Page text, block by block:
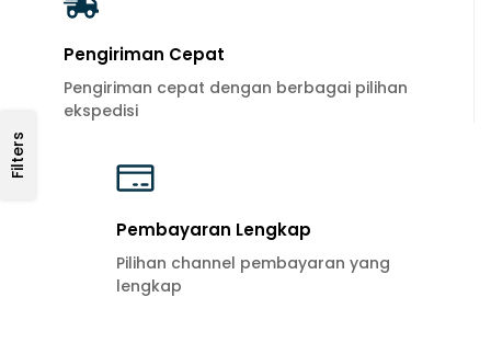
Filters
Pengiriman Cepat
Pengiriman cepat dengan berbagai pilihan
ekspedisi
Pembayaran Lengkap
Pilihan channel pembayaran yang
lengkap